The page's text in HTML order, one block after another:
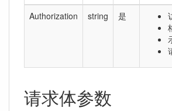
Authorization
string 是
请求体参数